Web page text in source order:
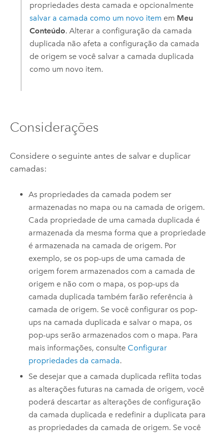
propriedades desta camada e opcionalmente
salvar a camada como um novo item em Meu
Conteúdo. Alterar a configuração da camada
duplicada não afeta a configuração da camada
de origem se você salvar a camada duplicada
como um novo item.
Considerações
Considere o seguinte antes de salvar e duplicar
camadas:
As propriedades da camada podem ser
armazenadas no mapa ou na camada de origem.
Cada propriedade de uma camada duplicada é
armazenada da mesma forma que a propriedade
é armazenada na camada de origem. Por
exemplo, se os pop-ups de uma camada de
origem forem armazenados com a camada de
origem e não com o mapa, os pop-ups da
camada duplicada também farão referência à
camada de origem. Se você configurar os pop-
ups na camada duplicada e salvar o mapa, os
pop-ups serão armazenados com o mapa. Para
mais informações, consulte Configurar
propriedades da camada.
Se desejar que a camada duplicada reflita todas
as alterações futuras na camada de origem, você
poderá descartar as alterações de configuração
da camada duplicada e redefinir a duplicata para
as propriedades da camada de origem. Se você